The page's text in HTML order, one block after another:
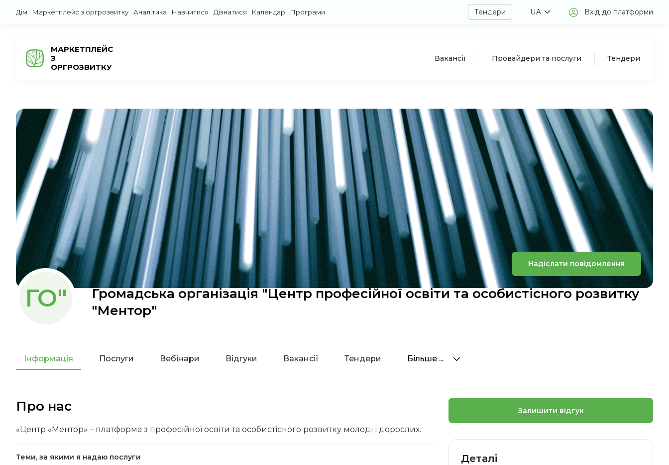
Дім Маркетплейс з оргрозвитку Аналітика Навчитися Дізнатися Календар Програми Тендери UA Вхід до платформи
МАРКЕТПЛЕЙС
З
ОРГРОЗВИТКУ
Вакансії Провайдери та послуги Тендери
Надіслати повідомлення
ГО"
Громадська організація "Центр професійної освіти та особистісного розвитку
"Ментор"
Інформація Послуги Вебінари Відгуки Вакансії Тендери Більше ...
Про нас
«Центр «Ментор» – платформа з професійної освіти та особистісного розвитку молоді і дорослих.
Теми, за якими я надаю послуги
Залишити відгук
Деталі